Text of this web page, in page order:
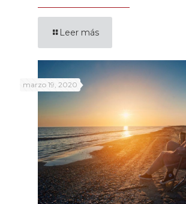
Leer más
marzo 19, 2020